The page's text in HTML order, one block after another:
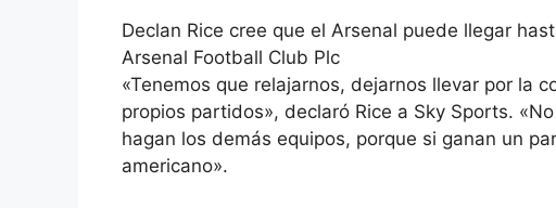
Declan Rice cree que el Arsenal puede llegar
Arsenal Football Club Plc
«Tenemos que relajarnos, dejarnos llevar por la
propios partidos», declaró Rice a Sky Sports.
hagan los demás equipos, porque si ganan un
americano».